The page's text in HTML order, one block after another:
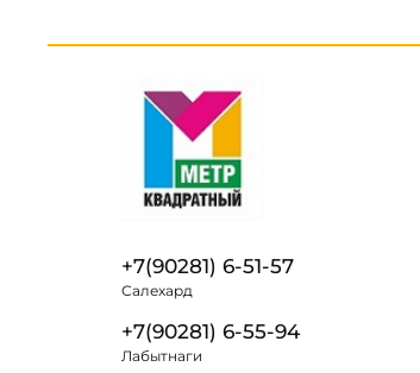
+7(90281) 6-51-57
Салехард
+7(90281) 6-55-94
Лабытнаги